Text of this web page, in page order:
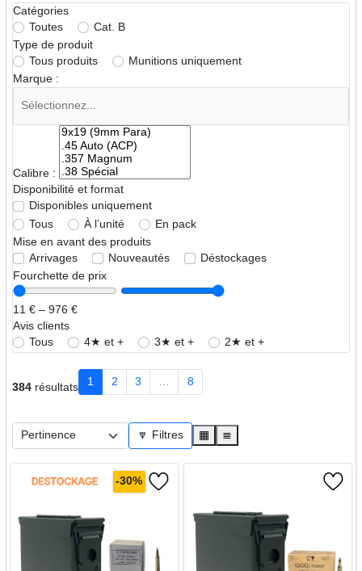
➜ Munitions cal.357 SIG
➜ Munitions cal.38 Spécial
➜ Munitions cal.380 Auto (9mm Short - 9x17)
➜ Munitions cal.7,62x25 Tokarev
➜ Munitions cal.7,65mm (.32 Auto)
➜ Munitions cal.10mm Auto
➜ Munitions cal.40 S&W
➜ Munitions cal.44 Spécial
➜ Munitions cal.45 ACP (.45 Auto)
➜ Munitions cal.454 Casull
➜ Munitions cal.460 S&W Magnum
➜ Munitions cal.500 S&W
➜ Munitions cal.50 AE
Munitions Armes Longues cat.B
➜ Munitions cal.223 Rem (5,56x45 Nato)
➜ Munitions cal.7,62x39
Calibre 9x19
➜ Munitions cal.9x19 - Lot par 500/1000
➜ Munitions cal.9x19 - 115 grains
➜ Munitions cal.9x19 - 124 grains
➜ Munitions cal.9x19 - NONTOX
➜ Munitions cal.9x19 - 140 & 154 grains Subsonic
Catégories
Toutes
Cat. B
Type de produit
Tous produits
Munitions uniquement
Marque :
Calibre :
Disponibilité et format
Disponibles uniquement
Tous
À l’unité
En pack
Mise en avant des produits
Arrivages
Nouveautés
Déstockages
Fourchette de prix
11 € – 976 €
Avis clients
Tous
4★ et + 3★ et + 2★ et +
384résultats 1 2 3 … 8
🔽 Filtres ▦ ≣
-30%